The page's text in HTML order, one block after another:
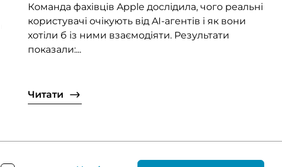
Команда фахівців Apple дослідила, чого реальні
користувачі очікують від AI-агентів і як вони
хотіли б із ними взаємодіяти. Результати
показали:...
Читати